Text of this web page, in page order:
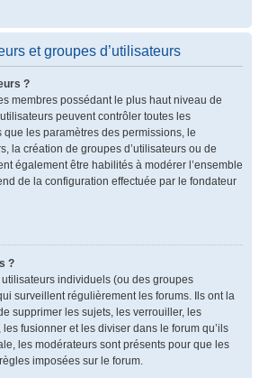
et groupes d’utilisateurs
?
membres possédant le plus haut niveau de
peuvent contrôler toutes les
les paramètres des permissions, le
la création de groupes d’utilisateurs ou de
également être habilités à modérer l’ensemble
de la configuration effectuée par le fondateur
?
individuels (ou des groupes
surveillent régulièrement les forums. Ils ont la
supprimer les sujets, les verrouiller, les
fusionner et les diviser dans le forum qu’ils
les modérateurs sont présents pour que les
imposées sur le forum.